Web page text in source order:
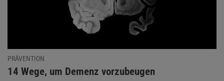
PRÄVENTION
:
14 Wege, um Demenz vorzubeugen